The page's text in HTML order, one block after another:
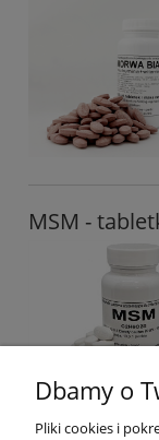
MSM -
Dbamy o
Pliki cookies i